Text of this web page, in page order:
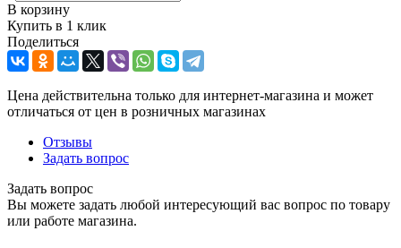
В корзину
Купить в 1 клик
Поделиться
Цена действительна только для интернет-магазина и может
отличаться от цен в розничных магазинах
Отзывы
Задать вопрос
Задать вопрос
Вы можете задать любой интересующий вас вопрос по товару
или работе магазина.